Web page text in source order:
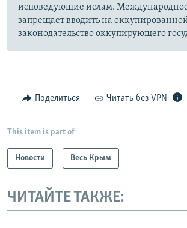
исповедующие ислам.
запрещает вводить на
законодательство оккупирующего
Поделиться Читать без VPN
This item is part of
Новости Весь Крым
ЧИТАЙТЕ ТАКЖЕ: